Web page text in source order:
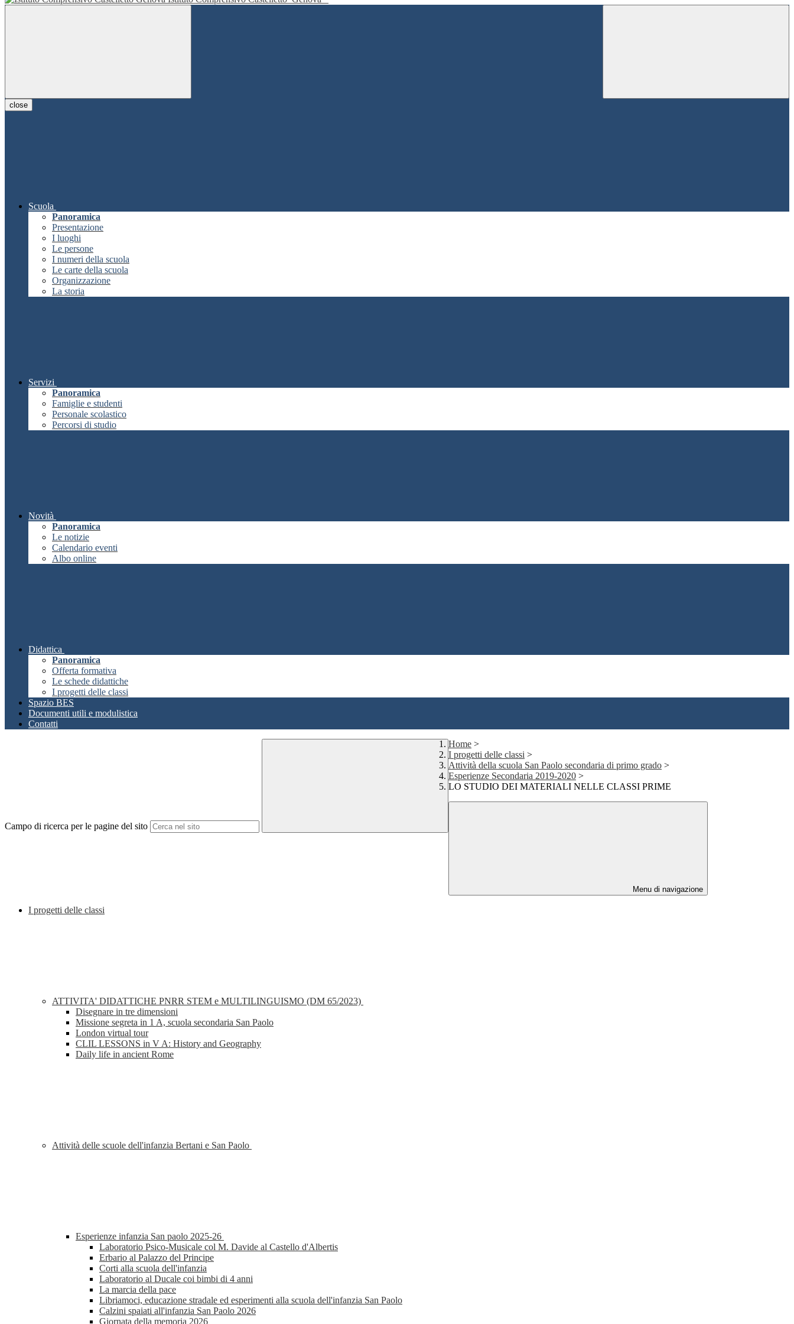
close
Scuola
Panoramica
Presentazione
I luoghi
Le persone
I numeri della scuola
Le carte della scuola
Organizzazione
La storia
Servizi
Panoramica
Famiglie e studenti
Personale scolastico
Percorsi di studio
Novità
Panoramica
Le notizie
Calendario eventi
Albo online
Didattica
Panoramica
Offerta formativa
Le schede didattiche
I progetti delle classi
Spazio BES
Documenti utili e modulistica
Contatti
Campo di ricerca per le pagine del sito
Home >
I progetti delle classi >
Attività della scuola San Paolo secondaria di primo grado >
Esperienze Secondaria 2019-2020 >
LO STUDIO DEI MATERIALI NELLE CLASSI PRIME
Menu di navigazione
I progetti delle classi
ATTIVITA' DIDATTICHE PNRR STEM e MULTILINGUISMO (DM 65/2023)
Disegnare in tre dimensioni
Missione segreta in 1 A, scuola secondaria San Paolo
London virtual tour
CLIL LESSONS in V A: History and Geography
Daily life in ancient Rome
Attività delle scuole dell'infanzia Bertani e San Paolo
Esperienze infanzia San paolo 2025-26
Laboratorio Psico-Musicale col M. Davide al Castello d'Albertis
Erbario al Palazzo del Principe
Corti alla scuola dell'infanzia
Laboratorio al Ducale coi bimbi di 4 anni
La marcia della pace
Libriamoci, educazione stradale ed esperimenti alla scuola dell'infanzia San Paolo
Calzini spaiati all'infanzia San Paolo 2026
Giornata della memoria 2026